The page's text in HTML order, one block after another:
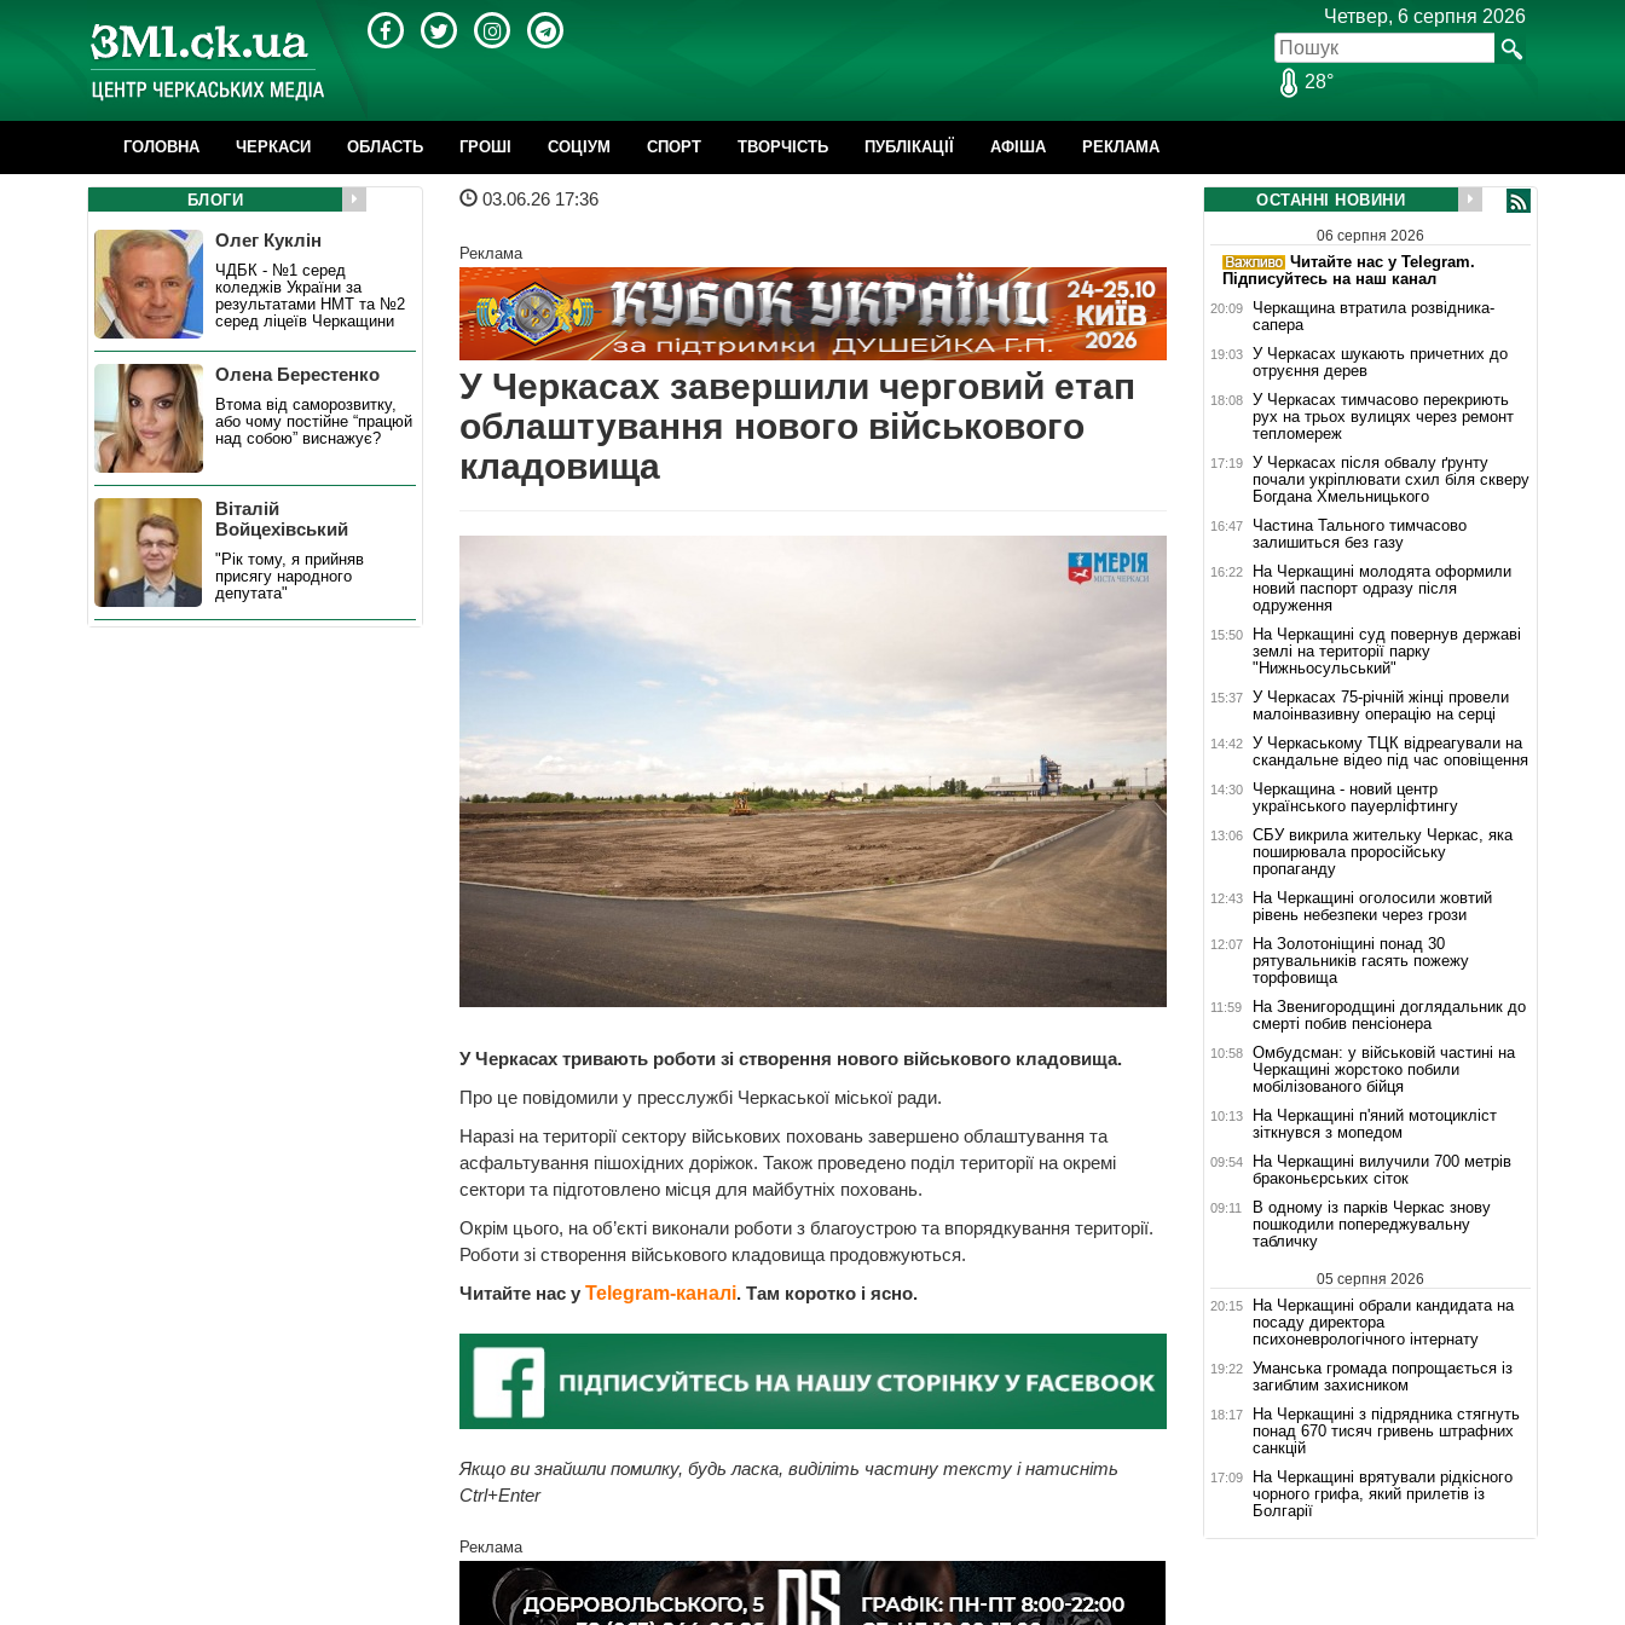
Четвер, 6 серпня 2026
28°
ГОЛОВНА ЧЕРКАСИ ОБЛАСТЬ ГРОШІ CОЦІУМ СПОРТ ТВОРЧІСТЬ ПУБЛІКАЦІЇ АФІША РЕКЛАМА
03.06.26 17:36
Реклама
У Черкасах завершили черговий етап
облаштування нового військового
кладовища
У Черкасах тривають роботи зі створення нового військового кладовища.
Про це повідомили у пресслужбі Черкаської міської ради.
Наразі на території сектору військових поховань завершено облаштування та
асфальтування пішохідних доріжок. Також проведено поділ території на окремі
сектори та підготовлено місця для майбутніх поховань.
Окрім цього, на об’єкті виконали роботи з благоустрою та впорядкування території.
Роботи зі створення військового кладовища продовжуються.
Читайте нас у Telegram-каналі. Там коротко і ясно.
Якщо ви знайшли помилку, будь ласка, виділіть частину тексту і натисніть
Ctrl+Enter
Реклама
БЛОГИ
Олег Куклін
ЧДБК - №1 серед
коледжів України за
результатами НМТ та №2
серед ліцеїв Черкащини
Олена Берестенко
Втома від саморозвитку,
або чому постійне “працюй
над собою” виснажує?
Віталій
Войцехівський
"Рік тому, я прийняв
присягу народного
депутата"
ОСТАННІ НОВИНИ
06 серпня 2026
Читайте нас у Telegram.
Підписуйтесь на наш канал
20:09
Черкащина втратила розвідника-
сапера
19:03
У Черкасах шукають причетних до
отруєння дерев
18:08
У Черкасах тимчасово перекриють
рух на трьох вулицях через ремонт
тепломереж
17:19
У Черкасах після обвалу ґрунту
почали укріплювати схил біля скверу
Богдана Хмельницького
16:47
Частина Тального тимчасово
залишиться без газу
16:22
На Черкащині молодята оформили
новий паспорт одразу після
одруження
15:50
На Черкащині суд повернув державі
землі на території парку
"Нижньосульський"
15:37
У Черкасах 75-річній жінці провели
малоінвазивну операцію на серці
14:42
У Черкаському ТЦК відреагували на
скандальне відео під час оповіщення
14:30
Черкащина - новий центр
українського пауерліфтингу
13:06
СБУ викрила жительку Черкас, яка
поширювала проросійську
пропаганду
12:43
На Черкащині оголосили жовтий
рівень небезпеки через грози
12:07
На Золотоніщині понад 30
рятувальників гасять пожежу
торфовища
11:59
На Звенигородщині доглядальник до
смерті побив пенсіонера
10:58
Омбудсман: у військовій частині на
Черкащині жорстоко побили
мобілізованого бійця
10:13
На Черкащині п'яний мотоцикліст
зіткнувся з мопедом
09:54
На Черкащині вилучили 700 метрів
браконьєрських сіток
09:11
В одному із парків Черкас знову
пошкодили попереджувальну
табличку
05 серпня 2026
20:15
На Черкащині обрали кандидата на
посаду директора
психоневрологічного інтернату
19:22
Уманська громада попрощається із
загиблим захисником
18:17
На Черкащині з підрядника стягнуть
понад 670 тисяч гривень штрафних
санкцій
17:09
На Черкащині врятували рідкісного
чорного грифа, який прилетів із
Болгарії